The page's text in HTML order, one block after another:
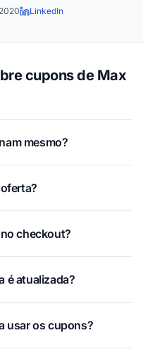
LinkedIn
cupons de Max
mesmo?
checkout?
é atualizada?
usar os cupons?